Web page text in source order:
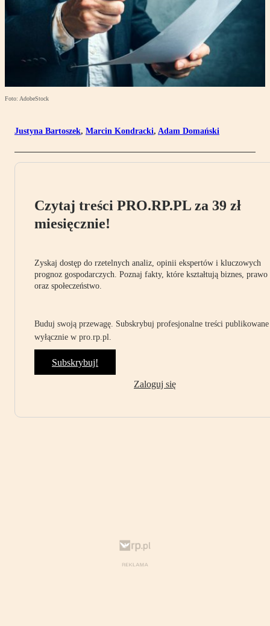
Foto: AdobeStock
Justyna Bartoszek, Marcin Kondracki, Adam Domański
Czytaj treści PRO.RP.PL za 39 zł
miesięcznie!
Zyskaj dostęp do rzetelnych analiz, opinii ekspertów i kluczowych
prognoz gospodarczych. Poznaj fakty, które kształtują biznes, prawo
oraz społeczeństwo.
Buduj swoją przewagę. Subskrybuj profesjonalne treści publikowane
wyłącznie w pro.rp.pl.
Subskrybuj!
Zaloguj się